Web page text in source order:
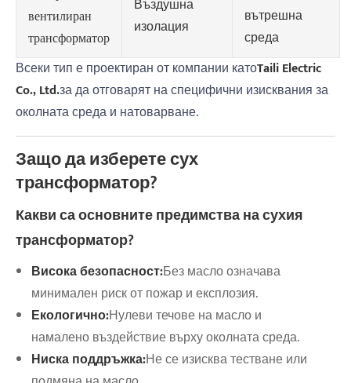
вентилиран
трансформатор
Въздушна
изолация
вътрешна
среда
Всеки тип е проектиран от компании катоTaili Electric
Co., Ltd.за да отговарят на специфични изисквания за
околната среда и натоварване.
Защо да изберете сух
трансформатор?
Какви са основните предимства на сухия
трансформатор?
Висока безопасност:Без масло означава
минимален риск от пожар и експлозия.
Екологично:Нулеви течове на масло и
намалено въздействие върху околната среда.
Ниска поддръжка:Не се изисква тестване или